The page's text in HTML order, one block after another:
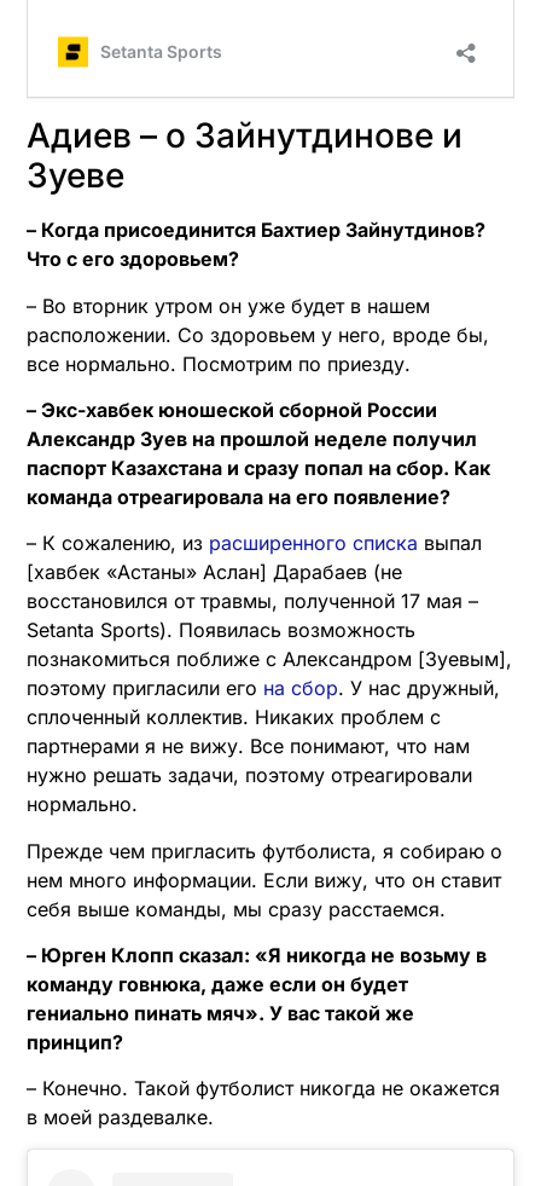
Адиев – о Зайнутдинове и
Зуеве
– Когда присоединится Бахтиер Зайнутдинов?
Что с его здоровьем?
– Во вторник утром он уже будет в нашем
расположении. Со здоровьем у него, вроде бы,
все нормально. Посмотрим по приезду.
– Экс-хавбек юношеской сборной России
Александр Зуев на прошлой неделе получил
паспорт Казахстана и сразу попал на сбор. Как
команда отреагировала на его появление?
– К сожалению, из расширенного списка выпал
[хавбек «Астаны» Аслан] Дарабаев (не
восстановился от травмы, полученной 17 мая –
Setanta Sports). Появилась возможность
познакомиться поближе с Александром [Зуевым],
поэтому пригласили его на сбор. У нас дружный,
сплоченный коллектив. Никаких проблем с
партнерами я не вижу. Все понимают, что нам
нужно решать задачи, поэтому отреагировали
нормально.
Прежде чем пригласить футболиста, я собираю о
нем много информации. Если вижу, что он ставит
себя выше команды, мы сразу расстаемся.
– Юрген Клопп сказал: «Я никогда не возьму в
команду говнюка, даже если он будет
гениально пинать мяч». У вас такой же
принцип?
– Конечно. Такой футболист никогда не окажется
в моей раздевалке.